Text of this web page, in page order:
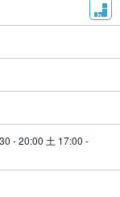
- 20:00 土 17:00 -